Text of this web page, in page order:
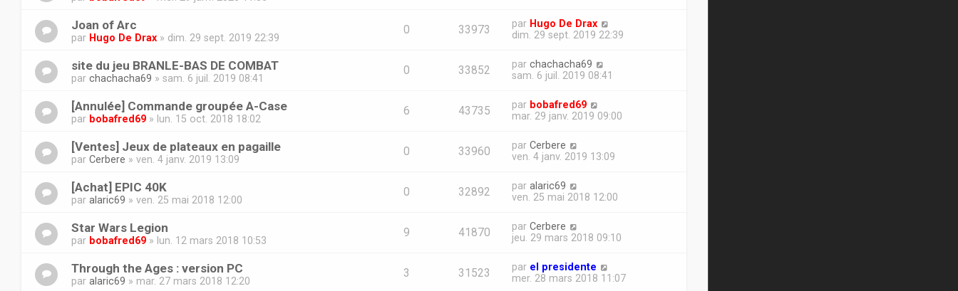
Joan of Arc
par Hugo De Drax » dim. 29 sept. 2019 22:39
0 33973 par Hugo De Drax
dim. 29 sept. 2019 22:39
site du jeu BRANLE-BAS DE COMBAT
par chachacha69 » sam. 6 juil. 2019 08:41
0 33852 par chachacha69
sam. 6 juil. 2019 08:41
[Annulée] Commande groupée A-Case
par bobafred69 » lun. 15 oct. 2018 18:02
6 43735 par bobafred69
mar. 29 janv. 2019 09:00
[Ventes] Jeux de plateaux en pagaille
par Cerbere » ven. 4 janv. 2019 13:09
0 33960 par Cerbere
ven. 4 janv. 2019 13:09
[Achat] EPIC 40K
par alaric69 » ven. 25 mai 2018 12:00
0 32892 par alaric69
ven. 25 mai 2018 12:00
Star Wars Legion
par bobafred69 » lun. 12 mars 2018 10:53
9 41870 par Cerbere
jeu. 29 mars 2018 09:10
Through the Ages : version PC
par alaric69 » mar. 27 mars 2018 12:20
3 31523 par el presidente
mer. 28 mars 2018 11:07